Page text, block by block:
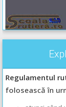
Regulamentul
folosească în